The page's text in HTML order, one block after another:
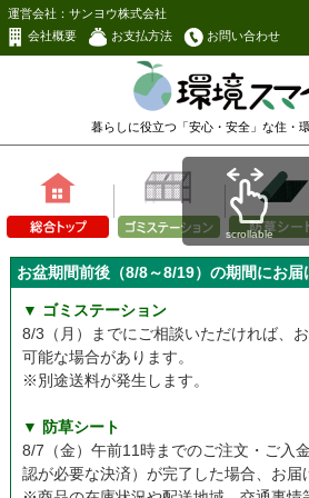
運営会社：サンヨウ株式会社
会社概要
お支払方法 お問い合わせ
暮らしに役立つ「安心・安全」な住・
scrollable
お盆期間前後（8/8～8/19）の期間にお
▼ ゴミステーション
8/3（月）までにご相談いただければ、
可能な場合があります。
※別途送料が発生します。
▼ 防草シート
8/7（金）午前11時までのご注文・ご入
認が必要な決済）が完了した場合、お届